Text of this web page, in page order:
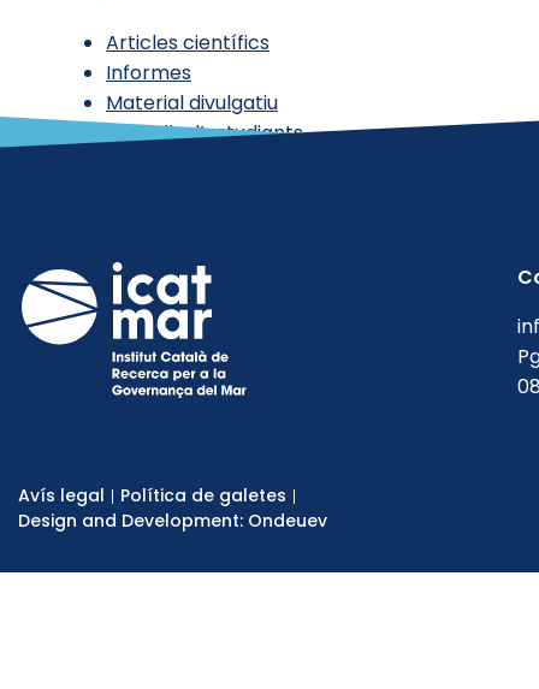
Articles científics
Informes
Material divulgatiu
Treballs d’estudiants
Avís legal
Política de galetes
Design and Development: Ondeuev